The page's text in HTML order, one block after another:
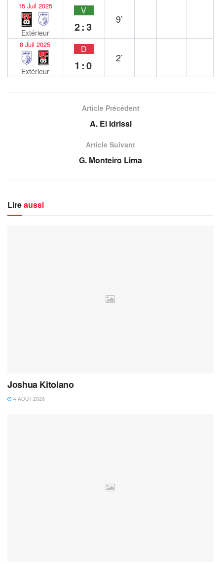
15 Juil 2025
Extérieur
V
2:3
9`
8 Juil 2025
Extérieur
D
1:0
2`
Article Précédent
A. El Idrissi
Article Suivant
G. Monteiro Lima
Lireaussi
Joshua Kitolano
4 AOÛT 2026